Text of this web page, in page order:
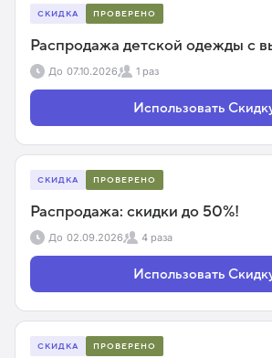
СКИДКА ПРОВЕРЕНО
Распродажа детской одежды с
До 07.10.2026 1 раз
Использовать
СКИДКА ПРОВЕРЕНО
Распродажа: скидки до 50%!
До 02.09.2026 4 раза
Использовать
СКИДКА ПРОВЕРЕНО